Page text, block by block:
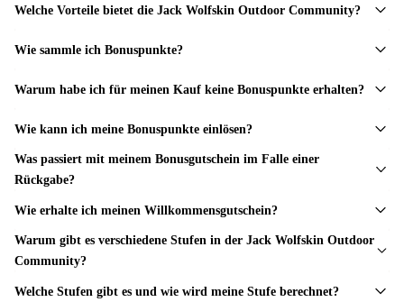
Welche Vorteile bietet die Jack Wolfskin Outdoor Community?
Wie sammle ich Bonuspunkte?
Warum habe ich für meinen Kauf keine Bonuspunkte erhalten?
Wie kann ich meine Bonuspunkte einlösen?
Was passiert mit meinem Bonusgutschein im Falle einer
Rückgabe?
Wie erhalte ich meinen Willkommensgutschein?
Warum gibt es verschiedene Stufen in der Jack Wolfskin Outdoor
Community?
Welche Stufen gibt es und wie wird meine Stufe berechnet?